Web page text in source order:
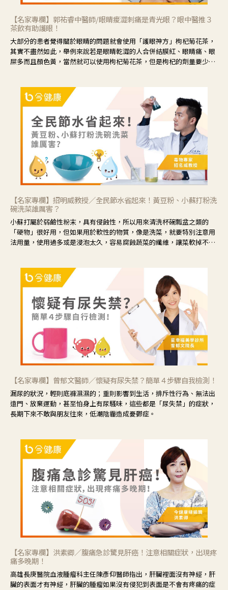
【名家專欄】郭祐睿中醫師/眼睛痠澀刺痛是青光眼？眼中醫推３
茶飲有助護眼！
大部分的患者覺得關於眼睛的問題就會使用「護眼神方」枸杞菊花茶，
其實不盡然如此，舉例來說若是眼睛乾澀的人合併結膜紅、眼睛痛、眼
屎多而且顏色黃，當然就可以使用枸杞菊花茶，但是枸杞的劑量要少，
候就要使用菊花、金銀花來治療；假如單純的眼睛乾澀，結膜沒有紅，
眼睛周圍沒有眼屎，這種情況是屬於「陰虛」，就可以使用枸杞、蓮
藕、麥門冬、山藥等比較滋潤的藥材，效果就更顯著。
【名家專欄】招明威教授／全民節水省起來！黃豆粉、小蘇打粉洗
碗洗菜誰厲害？
小蘇打屬於弱鹼性粉末，具有侵蝕性，所以用來清洗杯碗瓢盆之類的
「硬物」很好用，但如果用於軟性的物質，像是洗菜，就要特別注意用
法用量，使用過多或是浸泡太久，容易腐蝕蔬菜的纖維，讓菜軟掉不清
【名家專欄】曾郁文醫師／懷疑有尿失禁？簡單４步驟自我檢測！
漏尿的狀況，輕則底褲濕濕的；重則影響到生活，排斥性行為、無法出
遠門、放棄運動，甚至怕身上有尿騷味，這些都是「尿失禁」的症狀，
長期下來不敢與朋友往來，低潮陰霾造成憂鬱症。
【名家專欄】洪素卿／腹痛急診驚見肝癌！注意相關症狀，出現疼
痛多晚期！
高雄長庚醫院血液腫瘤科主任陳彥仰醫師指出，肝臟裡面沒有神經，肝
臟的表面才有神經，肝臟的腫瘤如果沒有侵犯到表面是不會有疼痛的症